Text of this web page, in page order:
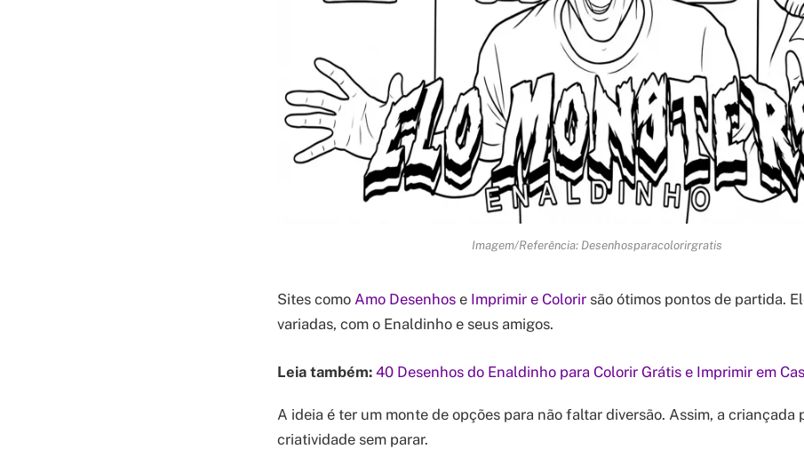
Imagem/Referência: Desenhosparacolorirgratis
Sites como Amo Desenhos e Imprimir e Colorir são ótimos pontos de partida.
variadas, com o Enaldinho e seus amigos.
Leia também: 40 Desenhos do Enaldinho para Colorir Grátis e Imprimir em
A ideia é ter um monte de opções para não faltar diversão. Assim, a criançada
criatividade sem parar.